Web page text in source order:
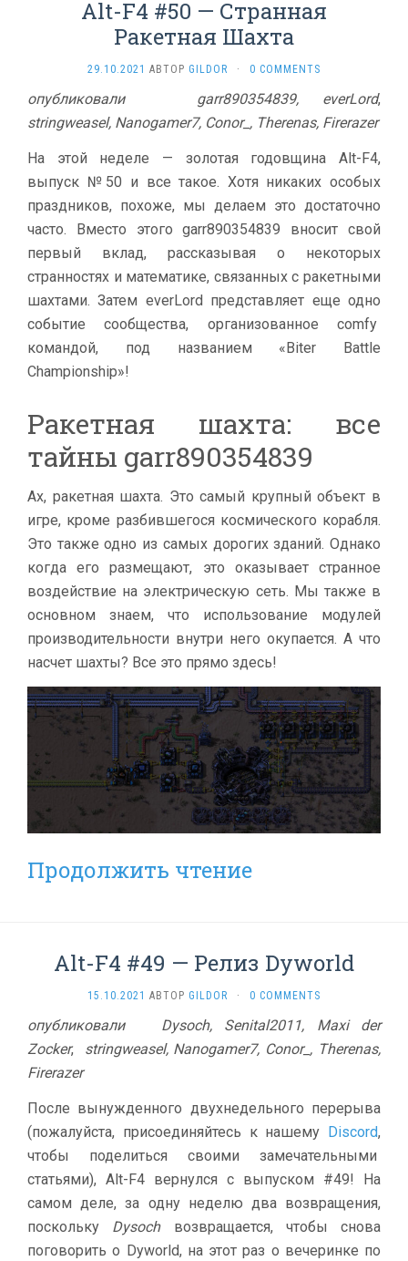
Alt-F4 #50 — Странная
Ракетная Шахта
29.10.2021 АВТОР GILDOR · 0 COMMENTS
опубликовали garr890354839, everLord,
stringweasel, Nanogamer7, Conor_, Therenas, Firerazer
На этой неделе — золотая годовщина Alt-F4,
выпуск №50 и все такое. Хотя никаких особых
праздников, похоже, мы делаем это достаточно
часто. Вместо этого garr890354839 вносит свой
первый вклад, рассказывая о некоторых
странностях и математике, связанных с ракетными
шахтами. Затем everLord представляет еще одно
событие сообщества, организованное comfy
командой, под названием «Biter Battle
Championship»!
Ракетная шахта: все
тайны garr890354839
Ах, ракетная шахта. Это самый крупный объект в
игре, кроме разбившегося космического корабля.
Это также одно из самых дорогих зданий. Однако
когда его размещают, это оказывает странное
воздействие на электрическую сеть. Мы также в
основном знаем, что использование модулей
производительности внутри него окупается. А что
насчет шахты? Все это прямо здесь!
Продолжить чтение
Alt-F4 #49 — Релиз Dyworld
15.10.2021 АВТОР GILDOR · 0 COMMENTS
опубликовали Dysoch, Senital2011, Maxi der
Zocker, stringweasel, Nanogamer7, Conor_, Therenas,
Firerazer
После вынужденного двухнедельного перерыва
(пожалуйста, присоединяйтесь к нашему
Discord,
чтобы поделиться своими замечательными
статьями), Alt-F4 вернулся с выпуском #49! На
самом деле, за одну неделю два возвращения,
поскольку Dysoch возвращается, чтобы снова
поговорить о Dyworld, на этот раз о вечеринке по